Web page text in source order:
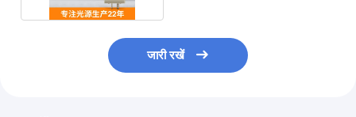
जारी रखें